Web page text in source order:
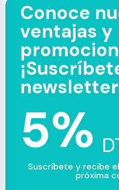
Conoce
ventajas y
5%
Suscríbete y recibe
próxima